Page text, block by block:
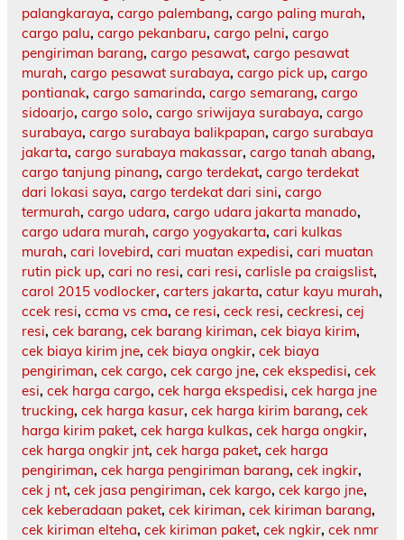
palangkaraya, cargo palembang, cargo paling murah,
cargo palu, cargo pekanbaru, cargo pelni, cargo
pengiriman barang, cargo pesawat, cargo pesawat
murah, cargo pesawat surabaya, cargo pick up, cargo
pontianak, cargo samarinda, cargo semarang, cargo
sidoarjo, cargo solo, cargo sriwijaya surabaya, cargo
surabaya, cargo surabaya balikpapan, cargo surabaya
jakarta, cargo surabaya makassar, cargo tanah abang,
cargo tanjung pinang, cargo terdekat, cargo terdekat
dari lokasi saya, cargo terdekat dari sini, cargo
termurah, cargo udara, cargo udara jakarta manado,
cargo udara murah, cargo yogyakarta, cari kulkas
murah, cari lovebird, cari muatan expedisi, cari muatan
rutin pick up, cari no resi, cari resi, carlisle pa craigslist,
carol 2015 vodlocker, carters jakarta, catur kayu murah,
ccek resi, ccma vs cma, ce resi, ceck resi, ceckresi, cej
resi, cek barang, cek barang kiriman, cek biaya kirim,
cek biaya kirim jne, cek biaya ongkir, cek biaya
pengiriman, cek cargo, cek cargo jne, cek ekspedisi, cek
esi, cek harga cargo, cek harga ekspedisi, cek harga jne
trucking, cek harga kasur, cek harga kirim barang, cek
harga kirim paket, cek harga kulkas, cek harga ongkir,
cek harga ongkir jnt, cek harga paket, cek harga
pengiriman, cek harga pengiriman barang, cek ingkir,
cek j nt, cek jasa pengiriman, cek kargo, cek kargo jne,
cek keberadaan paket, cek kiriman, cek kiriman barang,
cek kiriman elteha, cek kiriman paket, cek ngkir, cek nmr